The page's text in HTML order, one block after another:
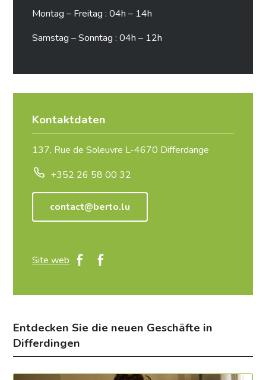
Montag – Freitag : 04h – 14h
Samstag – Sonntag : 04h – 12h
Kontaktdaten
137, Rue de Soleuvre L-4670 Differdange
+352 26 58 00 32
contact@berto.lu
Site web
Entdecken Sie die neuen Geschäfte in
Differdingen